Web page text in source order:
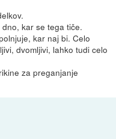
kar se tega tiče.
kar naj bi. Celo
dvomljivi, lahko tudi celo
za preganjanje